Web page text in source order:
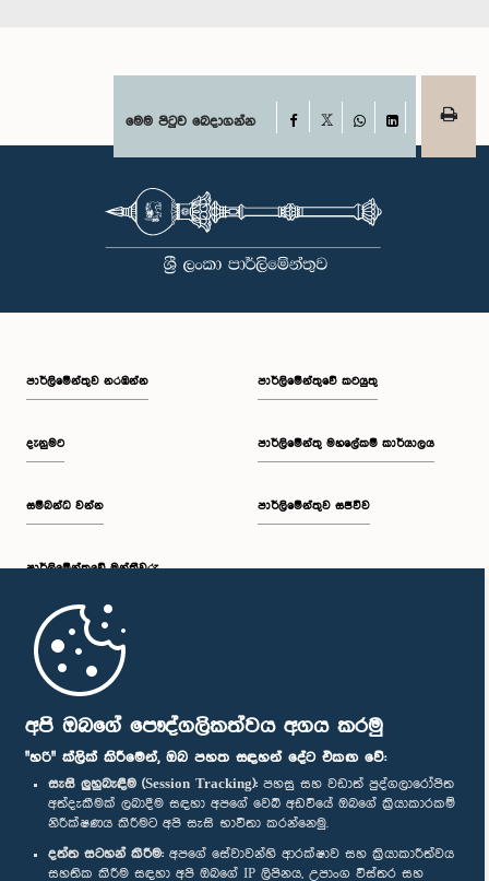
අපි ඔබගේ පෞද්ගලිකත්වය අගය කරමු
"හරි" ක්ලික් කිරීමෙන්, ඔබ පහත සඳහන් දේට එකඟ වේ:
සැසි ලුහුබැඳීම (Session Tracking): පහසු සහ වඩාත් පුද්ගලාරෝපිත
අත්දැකීමක් ලබාදීම සඳහා අපගේ වෙබ් අඩවියේ ඔබගේ ක්‍රියාකාරකම්
නිරීක්ෂණය කිරීමට අපි සැසි භාවිතා කරන්නෙමු.
දත්ත සටහන් කිරීම: අපගේ සේවාවන්හි ආරක්ෂාව සහ ක්‍රියාකාරීත්වය
සහතික කිරීම සඳහා අපි ඔබගේ IP ලිපිනය, උපාංග විස්තර සහ
මෙම පිටුව බෙදාගන්න Facebook
WhatsAppLinkedIn
පාර්ලි‌මේන්තුව නරඹන්න
දැනුමට
සම්බන්ධ වන්න
පාර්ලි‌මේන්තුවේ මන්ත්‍රීවරු
මුල් පිටුව
පාර්ලිමේන්තුවේ කටයුතු
පාර්ලිමේන්තු මහලේකම් කාර්යාලය
පාර්ලිමේන්තුව සජීවීව
පාර්ලිමේන්තු ජංගම යෙදුම
අප හා සම්බන්ධ වී සිටින්න :